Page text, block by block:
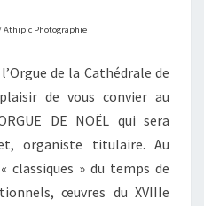
Photographie
de la Cathédrale de
de vous convier au
DE NOËL qui sera
organiste titulaire. Au
classiques » du temps de
œuvres du XVIIIe